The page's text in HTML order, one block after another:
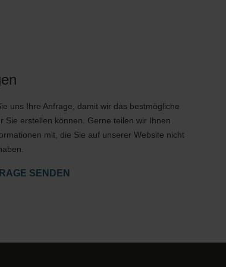
uns Ihre Anfrage, damit wir das bestmögliche
Sie erstellen können. Gerne teilen wir Ihnen
mit, die Sie auf unserer Website nicht
SENDEN